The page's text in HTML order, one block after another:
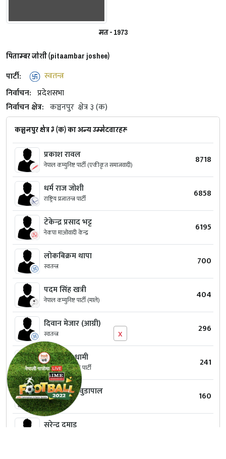
मत - 1973
पिताम्बर जोशी (pitaambar joshee)
पार्टी:
स्वतन्त्र
निर्वाचन: प्रदेशसभा
निर्वाचन क्षेत्र: कञ्चनपुर क्षेत्र ३ (क)
कञ्चनपुर क्षेत्र ३ (क) का अन्य उम्मेदवारहरू
प्रकाश रावल
नेपाल कम्युनिष्ट पार्टी (एकीकृत समाजवादी) 8718
धर्म राज जोशी
राष्ट्रिय प्रजातन्त्र पार्टी 6858
टेकेन्द्र प्रसाद भट्ट
नेकपा माओवादी केन्द्र 6195
लोकबिक्रम थापा
स्वतन्त्र 700
पदम सिंह खत्री
नेपाल कम्युनिष्ट पार्टी (माले) 404
दिवान मेजार (आग्री)
स्वतन्त्र 296
मोहन सिह धामी
मौलिक जरोकिलो पार्टी 241
गोपाल सिह वुडापाल
स्वतन्त्र 160
सुरेन्द्र दमाइ
x